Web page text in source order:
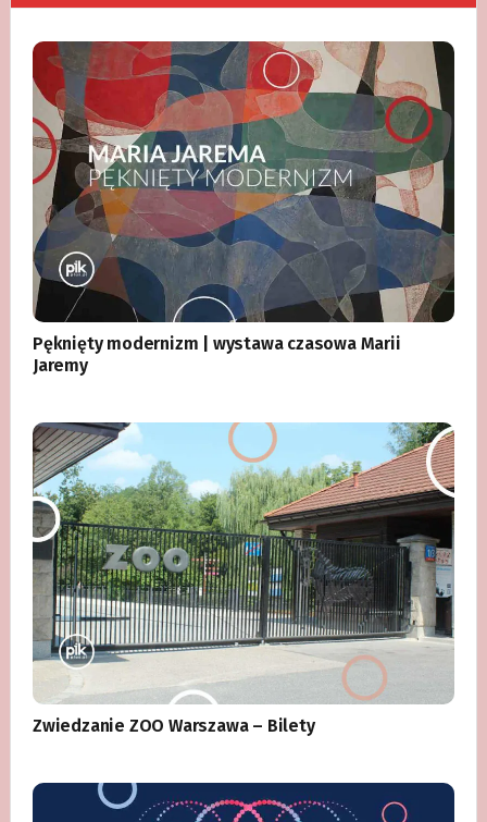
Pęknięty modernizm | wystawa czasowa Marii
Jaremy
Zwiedzanie ZOO Warszawa – Bilety